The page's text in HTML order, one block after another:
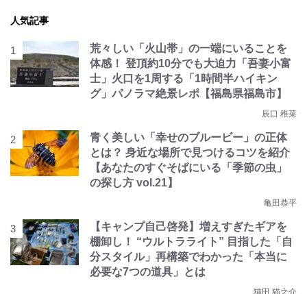
人気記事
荒々しい「火山帯」の一端にいることを
体感！ 登頂約10分でも大迫力「吾妻小富
士」火口を1周する「1時間半ハイキン
グ」パノラマ絶景レポ【福島県福島市】
辰口 稚菜
青く美しい「幸せのブルービー」の正体
とは？ 身近な場所で見つけるコツを紹介
【あなたのすぐそばにいる「季節の虫」
の探し方 vol.21】
亀田恭平
【キャンプ自己啓発】増えすぎたギアを
棚卸し！ “ウルトラライト” 目指した「自
分スタイル」再構築でわかった「本当に
必要な7つの道具」とは
猫田 猫之介